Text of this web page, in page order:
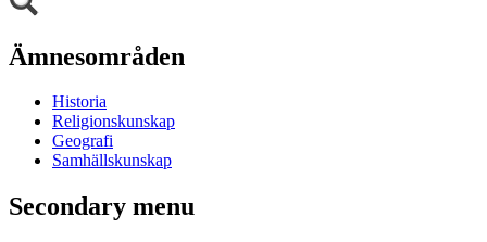
Ämnesområden
Historia
Religionskunskap
Geografi
Samhällskunskap
Secondary menu